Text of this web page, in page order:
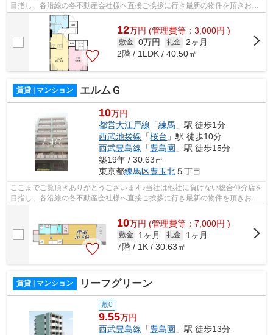
目指し、各沿線の各不動産会社様へ直接ご挨拶に行き最新の物件を頂きお客
様へ提供しております！最新の情報は...
12万円 (管理費等：3,000円 )
敷金 0万円 礼金
2ヶ月
2階 / 1LDK / 40.50㎡
賃貸 | マンション エルムＧ
10万円
都営大江戸線 「練馬 」駅 徒歩1分
西武池袋線 「桜台 」駅 徒歩10分
西武豊島線 「豊島園 」駅 徒歩15分
築19年 / 30.63㎡
東京都練馬区豊玉北５丁目
ここまでご覧頂きありがとうございます♪当社は他社に負けない総合仲介店を
目指し、各沿線の各不動産会社様へ直接ご挨拶に行き最新の物件を頂きお客
10万円 (管理費等：7,000円 )
敷金 1ヶ月 礼金
1ヶ月
7階 / 1K / 30.63㎡
賃貸 | マンション リーフグリーン
敷0
9.55万円
西武豊島線 「豊島園 」駅 徒歩13分